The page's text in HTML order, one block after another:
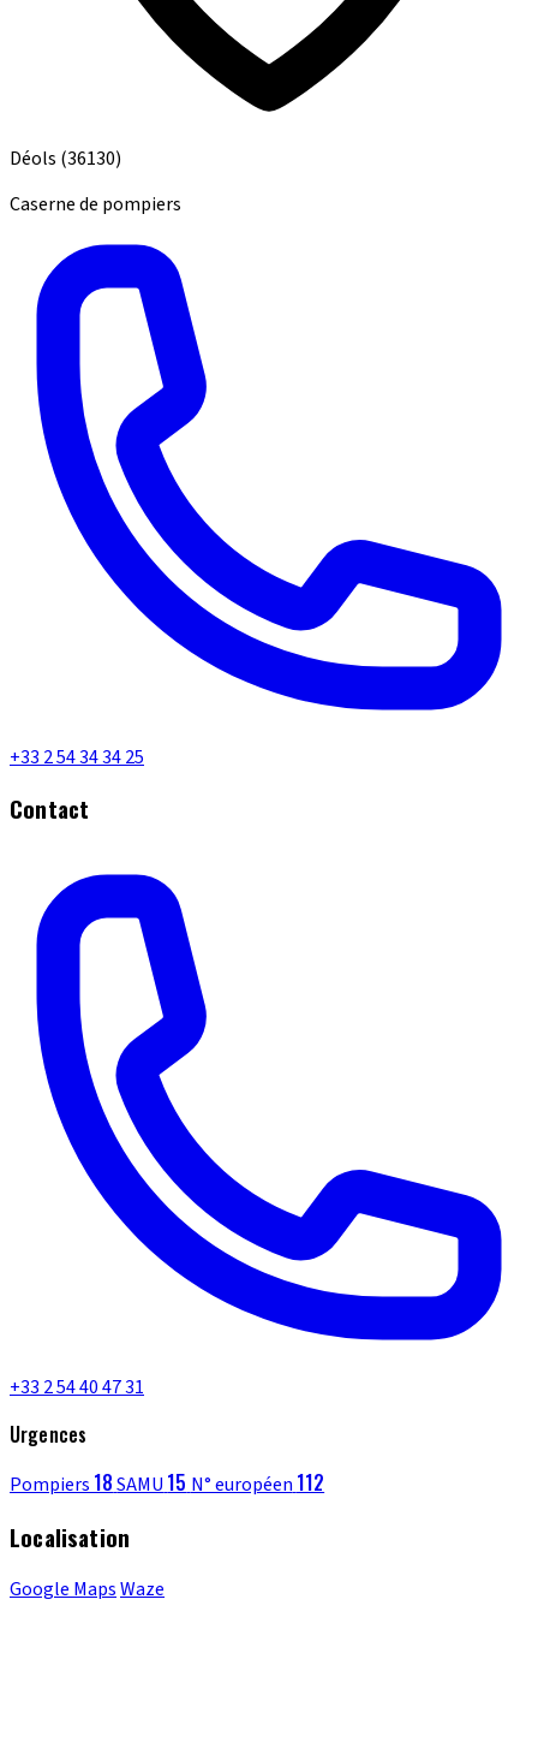
Déols (36130)
Caserne de pompiers
+33 2 54 34 34 25
Contact
+33 2 54 40 47 31
Urgences
Pompiers 18SAMU 15 N° européen 112
Localisation
Google MapsWaze